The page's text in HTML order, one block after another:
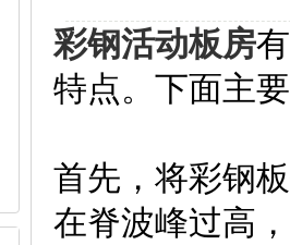
彩钢活动板房
特点。下面主
首先，将彩钢
在脊波峰过高